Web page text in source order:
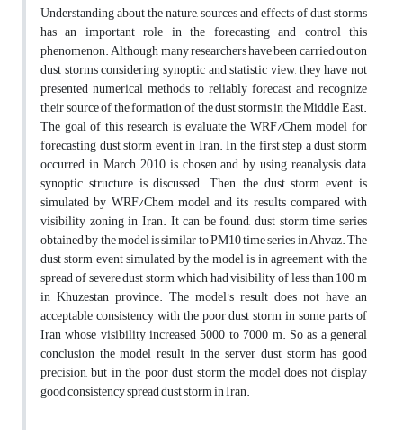
Understanding about the nature, sources and effects of dust storms
has an important role in the forecasting and control this
phenomenon. Although many researchers have been carried out on
dust storms considering synoptic and statistic view, they have not
presented numerical methods to reliably forecast and recognize
their source of the formation of the dust storms in the Middle East.
The goal of this research is evaluate the WRF/Chem model for
forecasting dust storm event in Iran. In the first step a dust storm
occurred in March 2010 is chosen and by using reanalysis data,
synoptic structure is discussed. Then, the dust storm event is
simulated by WRF/Chem model and its results compared with
visibility zoning in Iran. It can be found, dust storm time series
obtained by the model is similar to PM10 time series in Ahvaz. The
dust storm event simulated by the model is in agreement with the
spread of severe dust storm which had visibility of less than 100 m
in Khuzestan province. The model's result does not have an
acceptable consistency with the poor dust storm in some parts of
Iran whose visibility increased 5000 to 7000 m. So as a general
conclusion the model result in the server dust storm has good
precision, but in the poor dust storm the model does not display
good consistency spread dust storm in Iran.